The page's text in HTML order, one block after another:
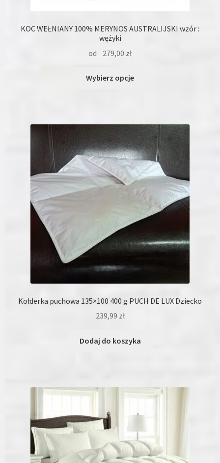
KOC WEŁNIANY 100% MERYNOS AUSTRALIJSKI wzór :
wężyki
od
279,00 zł
Wybierz opcje
Opcje
można
wybrać
na
stronie
produktu
Kołderka puchowa 135×100 400 g PUCH DE LUX Dziecko
239,99 zł
Dodaj do koszyka